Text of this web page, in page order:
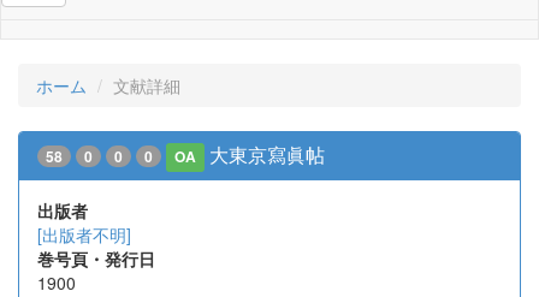
ホーム 文献詳細
58 0 0 0 OA 大東京寫眞帖
出版者
[出版者不明]
巻号頁・発行日
1900